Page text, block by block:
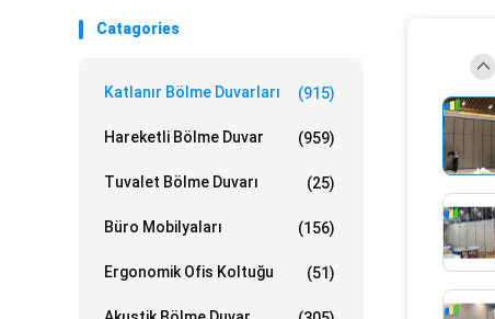
Catagories
Katlanır Bölme Duvarları (915)
Hareketli Bölme Duvar (959)
Tuvalet Bölme Duvarı (25)
Büro Mobilyaları (156)
Ergonomik Ofis Koltuğu (51)